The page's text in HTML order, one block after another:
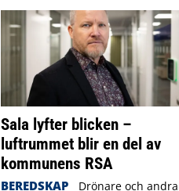
Sala lyfter blicken –
luftrummet blir en del av
kommunens RSA
BEREDSKAP
Drönare och andra